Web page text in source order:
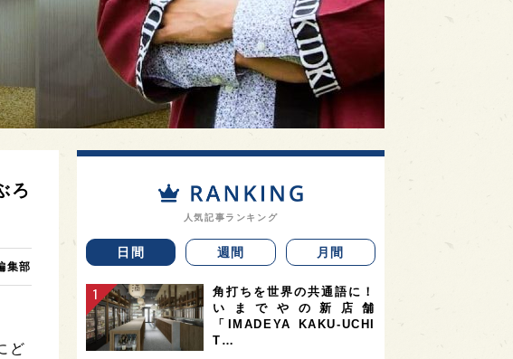
ろ
集部
ど
人気記事ランキング
日間 週間 月間
角打ちを世界の共通語に！
いまでやの新店舗
「IMADEYA KAKU-UCHI
T…